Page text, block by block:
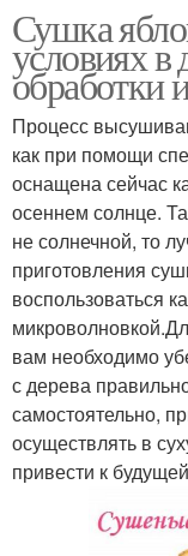
Сушка
условиях в
обработки
Процесс
как при помощи
оснащена сейчас
осеннем солнце.
не солнечной, то
приготовления
воспользоваться
вам необходимо
с дерева
самостоятельно,
осуществлять в
привести к